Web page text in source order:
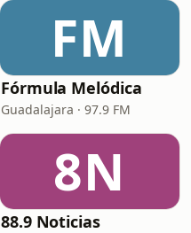
FM
Fórmula Melódica
Guadalajara · 97.9 FM
8N
88.9 Noticias